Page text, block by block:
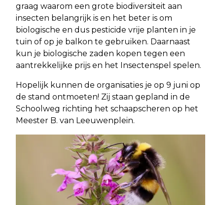
graag waarom een grote biodiversiteit aan
insecten belangrijk is en het beter is om
biologische en dus pesticide vrije planten in je
tuin of op je balkon te gebruiken. Daarnaast
kun je biologische zaden kopen tegen een
aantrekkelijke prijs en het Insectenspel spelen.
Hopelijk kunnen de organisaties je op 9 juni op
de stand ontmoeten! Zij staan gepland in de
Schoolweg richting het schaapscheren op het
Meester B. van Leeuwenplein.